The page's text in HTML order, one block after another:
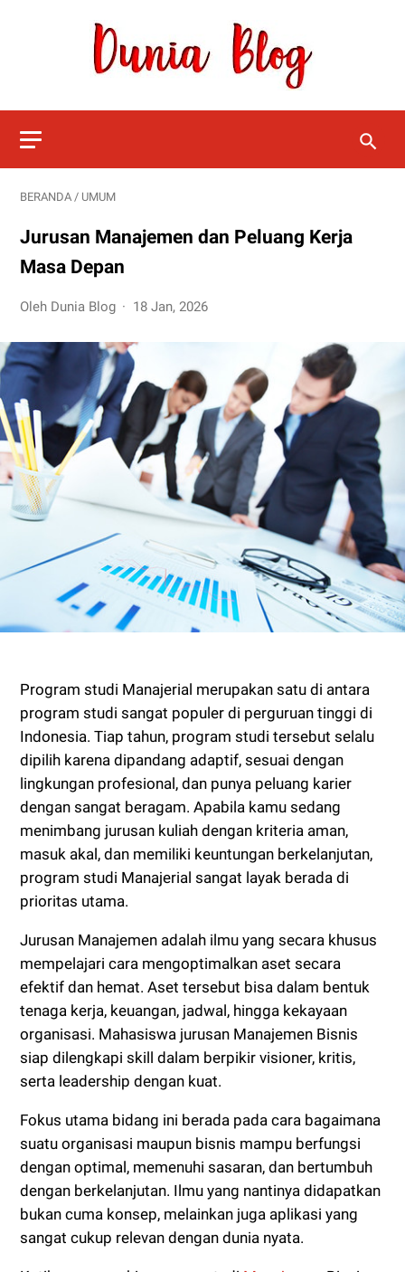
BERANDA / UMUM
Jurusan Manajemen dan Peluang Kerja
Masa Depan
Oleh Dunia Blog 18 Jan, 2026
Program studi Manajerial merupakan satu di antara
program studi sangat populer di perguruan tinggi di
Indonesia. Tiap tahun, program studi tersebut selalu
dipilih karena dipandang adaptif, sesuai dengan
lingkungan profesional, dan punya peluang karier
dengan sangat beragam. Apabila kamu sedang
menimbang jurusan kuliah dengan kriteria aman,
masuk akal, dan memiliki keuntungan berkelanjutan,
program studi Manajerial sangat layak berada di
prioritas utama.
Jurusan Manajemen adalah ilmu yang secara khusus
mempelajari cara mengoptimalkan aset secara
efektif dan hemat. Aset tersebut bisa dalam bentuk
tenaga kerja, keuangan, jadwal, hingga kekayaan
organisasi. Mahasiswa jurusan Manajemen Bisnis
siap dilengkapi skill dalam berpikir visioner, kritis,
serta leadership dengan kuat.
Fokus utama bidang ini berada pada cara bagaimana
suatu organisasi maupun bisnis mampu berfungsi
dengan optimal, memenuhi sasaran, dan bertumbuh
dengan berkelanjutan. Ilmu yang nantinya didapatkan
bukan cuma konsep, melainkan juga aplikasi yang
sangat cukup relevan dengan dunia nyata.